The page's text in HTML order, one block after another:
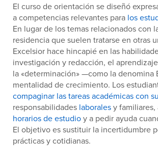
El curso de orientación se diseñó
a competencias relevantes para los
En lugar de los temas relacionados con
residencia que suelen tratarse en otras
Excelsior hace hincapié en las
investigación y redacción, el
la «determinación» —como la denomina
mentalidad de crecimiento. Los
compaginar las tareas académicas con
responsabilidades laboralesy familiares,
horarios de estudioy a pedir ayuda
El objetivo es sustituir la incertidumbre
prácticas y cotidianas.